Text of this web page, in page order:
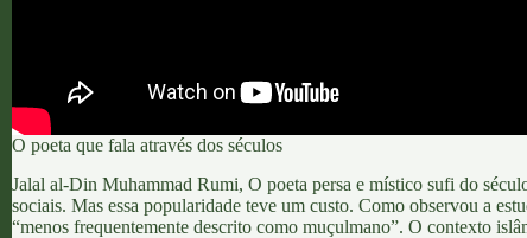
O poeta que fala através dos séculos
Jalal al-Din Muhammad Rumi, O poeta persa e místico sufi do
sociais. Mas essa popularidade teve um custo. Como observou a
“menos frequentemente descrito como muçulmano”. O contexto